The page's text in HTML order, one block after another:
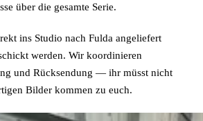
über die gesamte Serie.
ins Studio nach Fulda angeliefert
werden. Wir koordinieren
und Rücksendung — ihr müsst nicht
Bilder kommen zu euch.